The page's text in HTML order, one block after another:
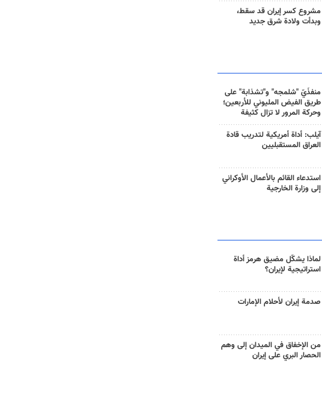
مشروع كسر إيران قد سقط،
وبدأت ولادة شرق جديد
منفذَيّ "شلمجه" و"تشذابة" على
طريق الفيض المليوني للأربعين؛
وحركة المرور لا تزال كثيفة
آيلب: أداة أمريكية لتدريب قادة
العراق المستقبليين
استدعاء القائم بالأعمال الأوكراني
إلى وزارة الخارجية
لماذا يشكّل مضيق هرمز أداة
استراتيجية لإيران؟
صدمة إيران لأحلام الإمارات
من الإخفاق في الميدان إلى وهم
الحصار البري على إيران